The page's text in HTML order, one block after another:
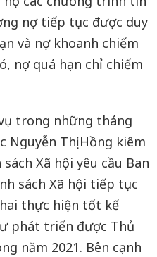
nợ tiếp tục được duy
và nợ khoanh chiếm
nợ quá hạn chỉ chiếm
trong những tháng
Nguyễn Thị Hồng kiêm
Xã hội yêu cầu Ban
sách Xã hội tiếp tục
thực hiện tốt kế
phát triển được Thủ
năm 2021. Bên cạnh